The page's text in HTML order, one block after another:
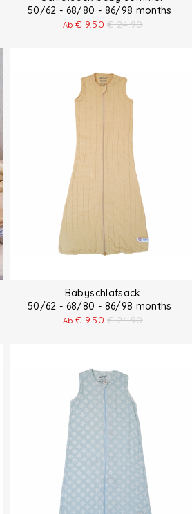
50/62 - 68/80 - 86/98 months
Ab € 9.50 € 24.90
Babyschlafsack
50/62 - 68/80 - 86/98 months
Ab € 9.50 € 24.90